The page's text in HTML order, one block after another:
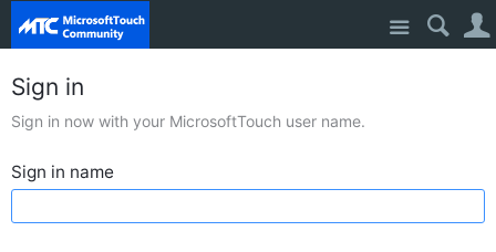
Site
Sign in
Sign in now with your MicrosoftTouch user name.
Sign in name